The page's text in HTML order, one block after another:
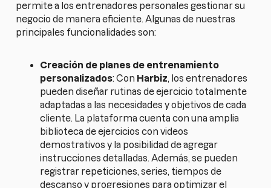
permite a los entrenadores personales gestionar su
negocio de manera eficiente. Algunas de nuestras
principales funcionalidades son:
Creación de planes de entrenamiento
personalizados: Con Harbiz, los entrenadores
pueden diseñar rutinas de ejercicio totalmente
adaptadas a las necesidades y objetivos de cada
cliente. La plataforma cuenta con una amplia
biblioteca de ejercicios con videos
demostrativos y la posibilidad de agregar
instrucciones detalladas. Además, se pueden
registrar repeticiones, series, tiempos de
descanso y progresiones para optimizar el